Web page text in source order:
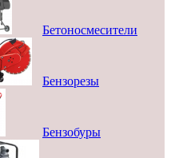
Бетоносмесители
Бензорезы
Бензобуры